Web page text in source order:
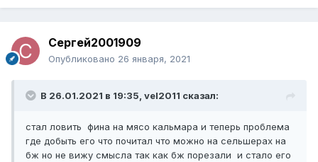
Сергей2001909
Опубликовано 26 января, 2021
В 26.01.2021 в 19:35, vel2011 сказал:
стал ловить фина на мясо кальмара и теперь проблема
где добыть его что почитал что можно на сельшерах на
бж но не вижу смысла так как бж порезали и стало его